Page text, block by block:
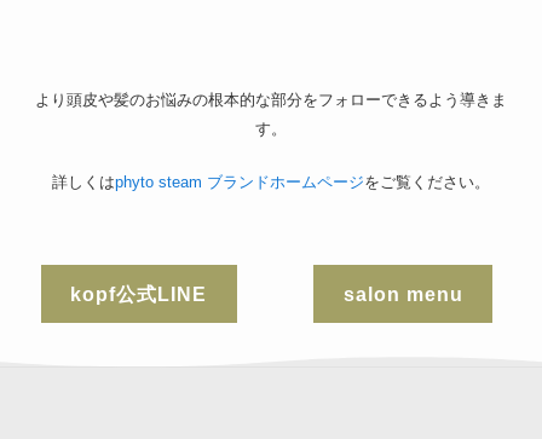
より頭皮や髪のお悩みの根本的な部分をフォローできるよう導きま
す。
詳しくはphyto steam ブランドホームページをご覧ください。
kopf公式LINE salon menu